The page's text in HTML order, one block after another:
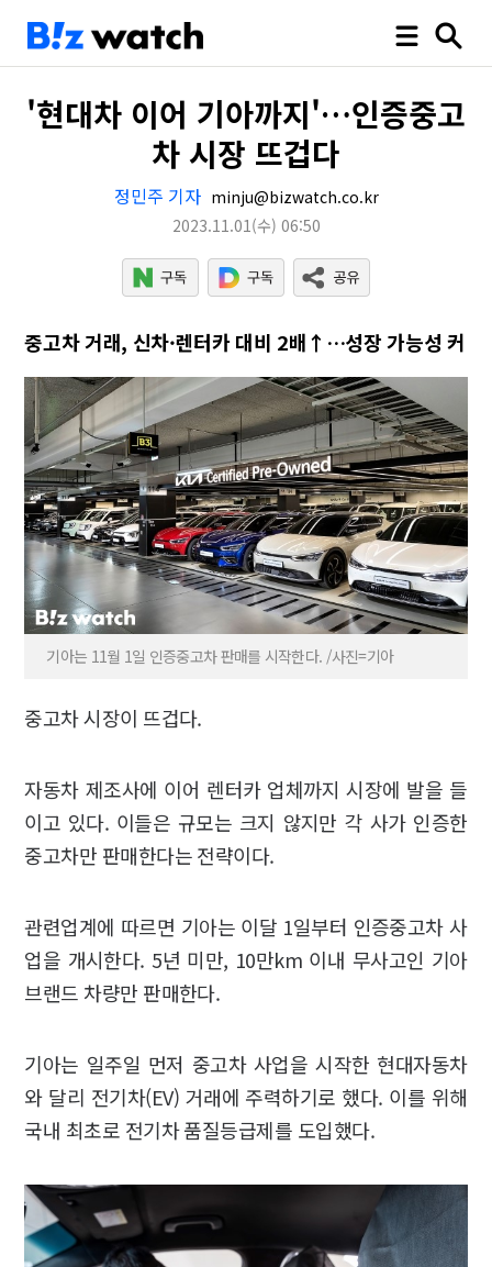
'현대차 이어 기아까지'…인증중고
차 시장 뜨겁다
정민주 기자 minju@bizwatch.co.kr
2023.11.01(수) 06:50
중고차 거래, 신차·렌터카 대비 2배↑…성장 가능성 커
기아는 11월 1일 인증중고차 판매를 시작한다. /사진=기아
중고차 시장이 뜨겁다.
자동차 제조사에 이어 렌터카 업체까지 시장에 발을 들
이고 있다. 이들은 규모는 크지 않지만 각 사가 인증한
중고차만 판매한다는 전략이다.
관련업계에 따르면 기아는 이달 1일부터 인증중고차 사
업을 개시한다. 5년 미만, 10만km 이내 무사고인 기아
브랜드 차량만 판매한다.
기아는 일주일 먼저 중고차 사업을 시작한 현대자동차
와 달리 전기차(EV) 거래에 주력하기로 했다. 이를 위해
국내 최초로 전기차 품질등급제를 도입했다.